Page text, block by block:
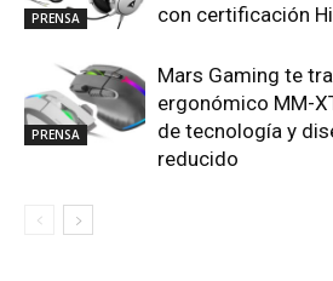
PRENSA
con certificación
PRENSA
Mars Gaming te
ergonómico MM-
de tecnología y
reducido